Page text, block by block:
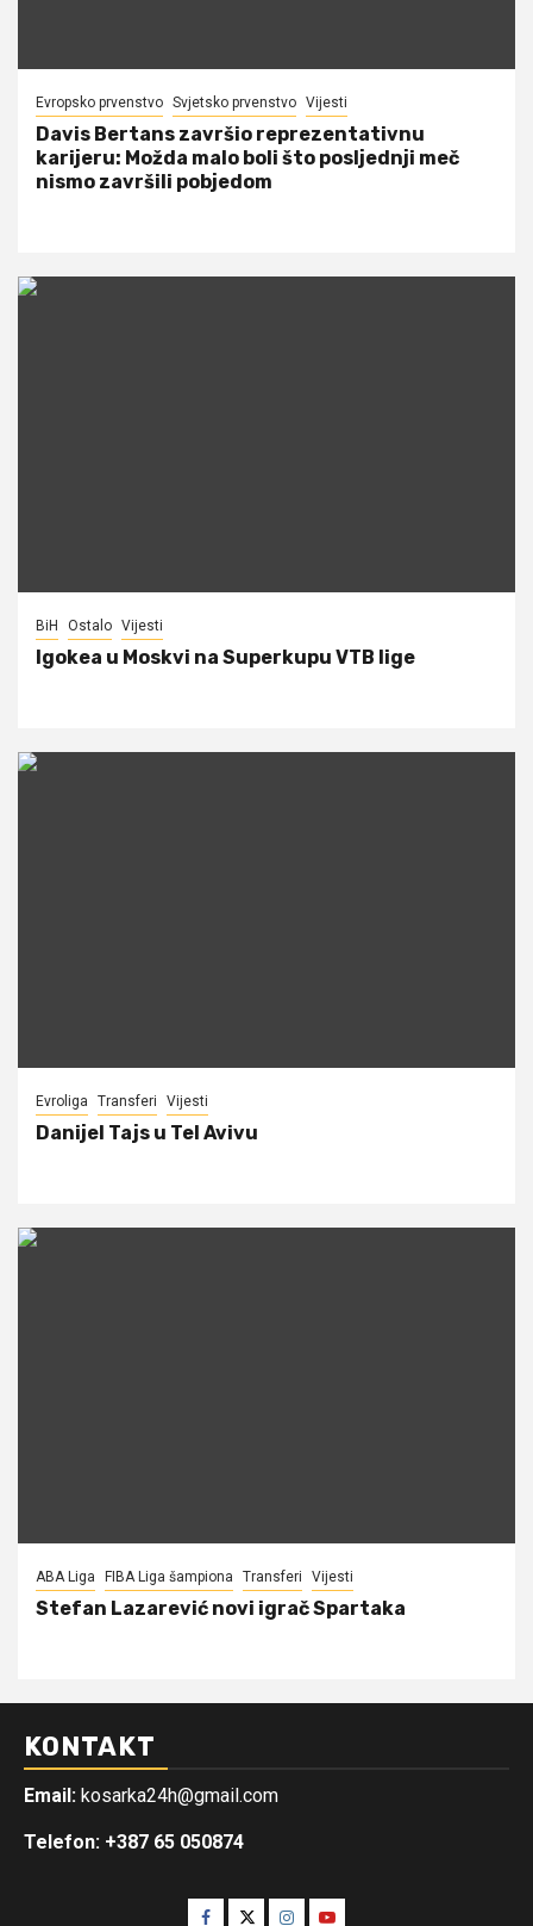
Evropsko prvenstvo Svjetsko prvenstvo Vijesti
Davis Bertans završio reprezentativnu
karijeru: Možda malo boli što posljednji meč
nismo završili pobjedom
BiH Ostalo Vijesti
Igokea u Moskvi na Superkupu VTB lige
Evroliga Transferi Vijesti
Danijel Tajs u Tel Avivu
ABA Liga FIBA Liga šampiona Transferi Vijesti
Stefan Lazarević novi igrač Spartaka
KONTAKT
Email: kosarka24h@gmail.com
Telefon: +387 65 050874
Facebook
TwitterInstagram
Youtube